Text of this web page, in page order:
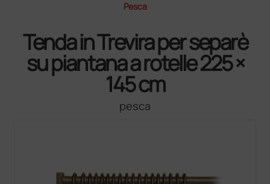
Pesca
Tenda in Trevira per separè
su piantana a rotelle 225 ×
145 cm
pesca